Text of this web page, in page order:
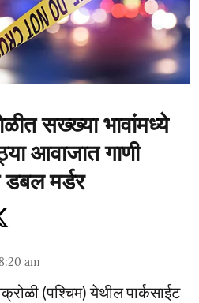
सख्ख्या भावांमध्ये
आवाजात गाणी
डबल मर्डर
am
(पश्चिम) येथील पार्कसाईट